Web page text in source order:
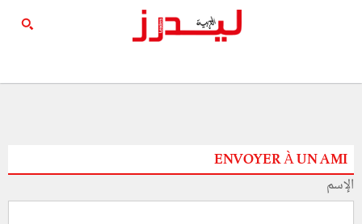
ENVOYER À UN AMI
الإسم